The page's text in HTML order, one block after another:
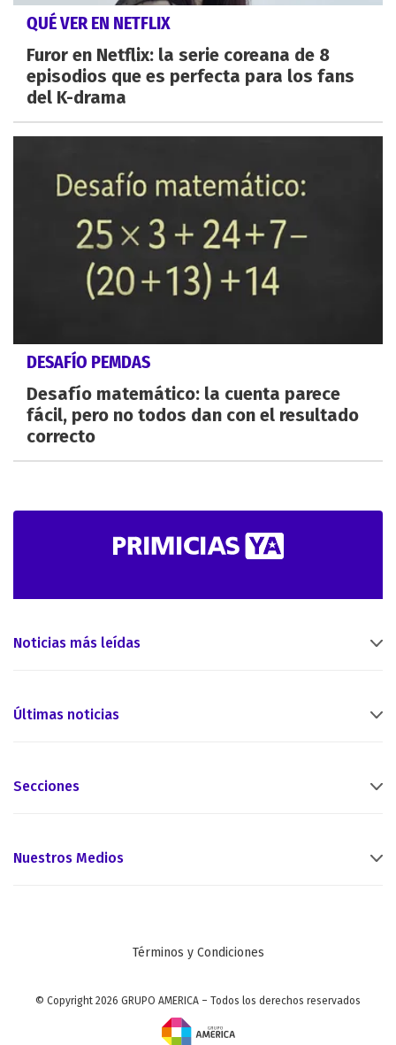
QUÉ VER EN NETFLIX
Furor en Netflix: la serie coreana de 8
episodios que es perfecta para los fans
del K-drama
DESAFÍO PEMDAS
Desafío matemático: la cuenta parece
fácil, pero no todos dan con el resultado
correcto
Noticias más leídas
Últimas noticias
Secciones
Nuestros Medios
Términos y Condiciones
© Copyright 2026 GRUPO AMERICA – Todos los derechos reservados